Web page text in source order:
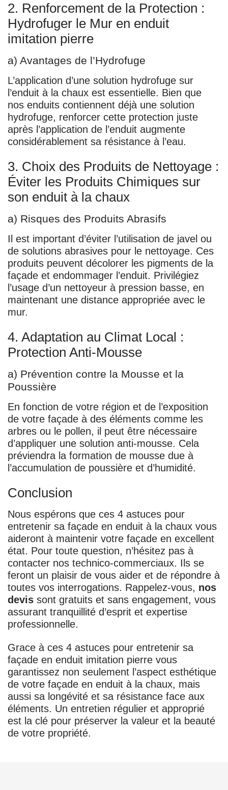
2. Renforcement de la Protection :
Hydrofuger le Mur en enduit
imitation pierre
a) Avantages de l’Hydrofuge
L’application d’une solution hydrofuge sur
l’enduit à la chaux est essentielle. Bien que
nos enduits contiennent déjà une solution
hydrofuge, renforcer cette protection juste
après l’application de l’enduit augmente
considérablement sa résistance à l’eau.
3. Choix des Produits de Nettoyage :
Éviter les Produits Chimiques sur
son enduit à la chaux
a) Risques des Produits Abrasifs
Il est important d’éviter l’utilisation de javel ou
de solutions abrasives pour le nettoyage. Ces
produits peuvent décolorer les pigments de la
façade et endommager l’enduit. Privilégiez
l’usage d’un nettoyeur à pression basse, en
maintenant une distance appropriée avec le
mur.
4. Adaptation au Climat Local :
Protection Anti-Mousse
a) Prévention contre la Mousse et la
Poussière
En fonction de votre région et de l’exposition
de votre façade à des éléments comme les
arbres ou le pollen, il peut être nécessaire
d’appliquer une solution anti-mousse. Cela
préviendra la formation de mousse due à
l’accumulation de poussière et d’humidité.
Conclusion
Nous espérons que ces 4 astuces pour
entretenir sa façade en enduit à la chaux vous
aideront à maintenir votre façade en excellent
état. Pour toute question, n’hésitez pas à
contacter nos technico-commerciaux. Ils se
feront un plaisir de vous aider et de répondre à
toutes vos interrogations. Rappelez-vous, nos
devis sont gratuits et sans engagement, vous
assurant tranquillité d’esprit et expertise
professionnelle.
Grace à ces 4 astuces pour entretenir sa
façade en enduit imitation pierre vous
garantissez non seulement l’aspect esthétique
de votre façade en enduit à la chaux, mais
aussi sa longévité et sa résistance face aux
éléments. Un entretien régulier et approprié
est la clé pour préserver la valeur et la beauté
de votre propriété.